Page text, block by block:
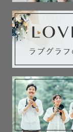
□ 美味しいもの
Xで「長谷川あ
    ハマっています🍳
学生時代は美味
    アルバイトをしていました